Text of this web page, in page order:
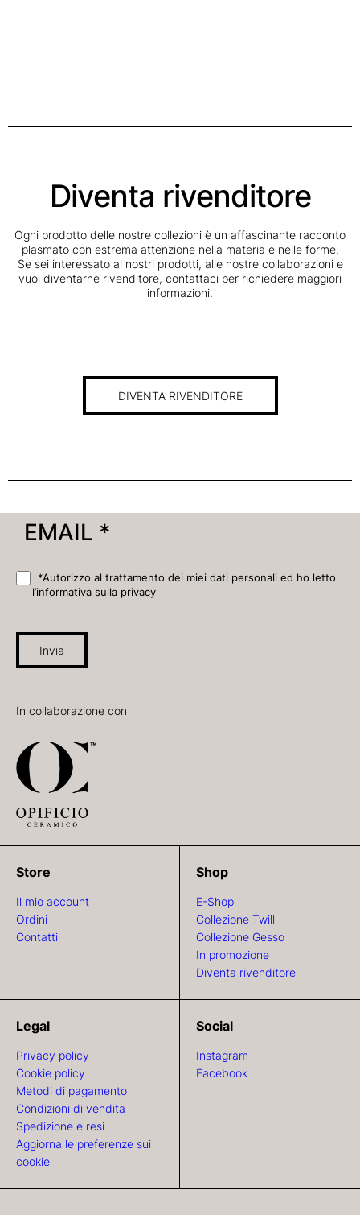
Diventa rivenditore
Ogni prodotto delle nostre collezioni è un affascinante racconto
plasmato con estrema attenzione nella materia e nelle forme.
Se sei interessato ai nostri prodotti, alle nostre collaborazioni e
vuoi diventarne rivenditore, contattaci per richiedere maggiori
informazioni.
DIVENTA RIVENDITORE
*Autorizzo al trattamento dei miei dati personali ed ho letto
l’informativa sulla privacy
Invia
In collaborazione con
Store
Il mio account
Ordini
Contatti
Shop
E-Shop
Collezione Twill
Collezione Gesso
In promozione
Diventa rivenditore
Legal
Privacy policy
Cookie policy
Metodi di pagamento
Condizioni di vendita
Spedizione e resi
Aggiorna le preferenze sui
cookie
Social
Instagram
Facebook